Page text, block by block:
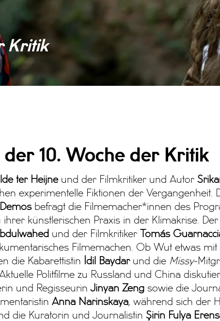
Kritik
der 10. Woche der Kritik
ter Heijneund der Filmkritiker und Autor
experimentelle Fiktionen der Vergangenheit.
Demosbefragt die Filmemacher*innen des
künstlerischen Praxis in der Klimakrise. Der
und der Filmkritiker
Tomás
Filmemachen. Ob Wut etwas
die Kabarettistin
İdil Baydarund die Missy-
Politfilme zu Russland und China
und RegisseurinJinyan Zeng sowie die
Anna Narinskaya, während sich der
die Kuratorin und Journalistin Şirin Fulya